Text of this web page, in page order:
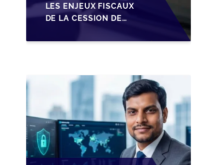
LES ENJEUX FISCAUX
DE LA CESSION DE
LES DIRIGEANTS DE